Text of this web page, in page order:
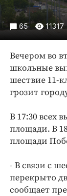
Спорт
Блоги
Издания
Клиника
Бренд
65 11317
Вечером во
школьные
шествие 11-
грозит
В 17:30 всех
площади. В
площади
- В связи с
перекрыто
сообщает